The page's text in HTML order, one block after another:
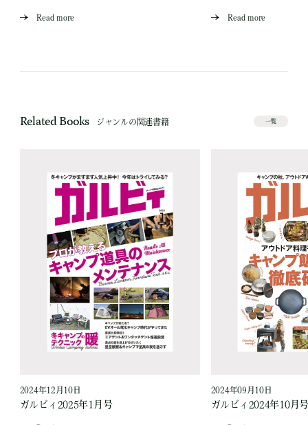
Read more Read more
Related Books ジャンルの関連書籍 一覧
2024年12月10日
ガルビィ2025年1月号
2024年09月10日
ガルビィ2024年10月